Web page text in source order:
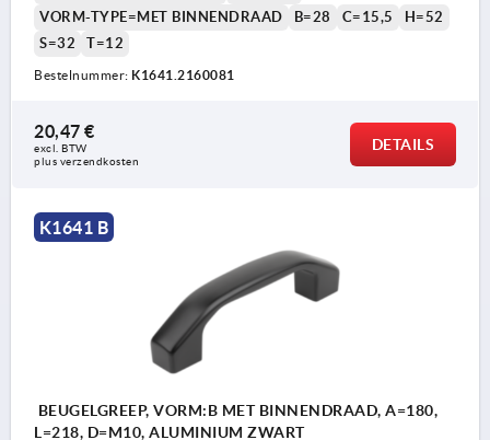
VORM-TYPE=MET BINNENDRAAD
B=28 C=15,5
H=52
S=32
T=12
Bestelnummer: K1641.2160081
20,47 €
excl. BTW
plus verzendkosten
DETAILS
K1641 B
BEUGELGREEP, VORM:B MET BINNENDRAAD, A=180,
L=218, D=M10, ALUMINIUM ZWART